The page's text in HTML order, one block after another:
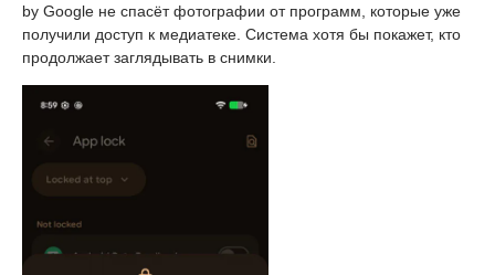
by Google не спасёт фотографии от программ, которые уже
получили доступ к медиатеке. Система хотя бы покажет, кто
продолжает заглядывать в снимки.